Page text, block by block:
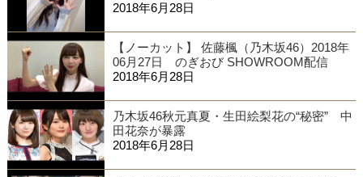
2018年6月28日
【ノーカット】 佐藤楓（乃木坂46）2018年
06月27日 のぎおび SHOWROOM配信
2018年6月28日
乃木坂46秋元真夏・生田絵梨花の“秘密” 中
田花奈が暴露
2018年6月28日